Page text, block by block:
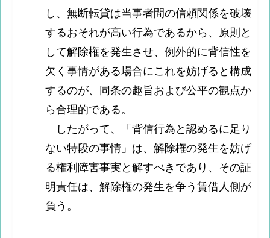
し、無断転貸は当事者間の信頼関係を破壊
するおそれが高い行為であるから、原則と
して解除権を発生させ、例外的に背信性を
欠く事情がある場合にこれを妨げると構成
するのが、同条の趣旨および公平の観点か
ら合理的である。
したがって、「背信行為と認めるに足り
ない特段の事情」は、解除権の発生を妨げ
る権利障害事実と解すべきであり、その証
明責任は、解除権の発生を争う賃借人側が
負う。